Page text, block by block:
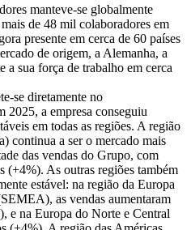
manteve-se globalmente
de 48 mil colaboradores em
presente em cerca de 60 países
de origem, a Alemanha, a
sua força de trabalho em cerca
se diretamente no
2025, a empresa conseguiu
em todas as regiões. A região
continua a ser o mercado mais
das vendas do Grupo, com
(+4%). As outras regiões também
estável: na região da Europa
as vendas aumentaram
e na Europa do Norte e Central